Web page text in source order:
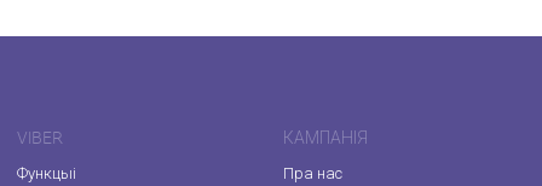
VIBER
Функцыі
КАМПАНІЯ
Пра нас